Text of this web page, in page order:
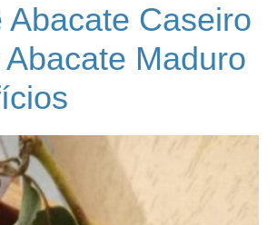
Abacate Caseiro
Maduro